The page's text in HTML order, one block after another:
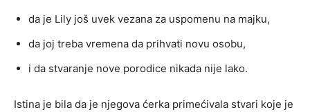
da je Lily još uvek vezana za uspomenu na majku,
da joj treba vremena da prihvati novu osobu,
i da stvaranje nove porodice nikada nije lako.
Istina je bila da je njegova ćerka primećivala stvari koje je